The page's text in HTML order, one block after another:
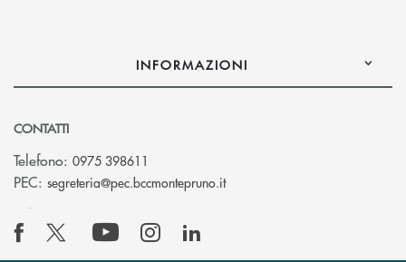
INFORMAZIONI
CONTATTI
Telefono: 0975 398611
PEC: segreteria@pec.bccmontepruno.it(si apre l’app di posta